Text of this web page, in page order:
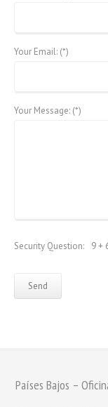
Your Email: (*)
Your Message: (*)
Security Question: 9 +
Países Bajos –